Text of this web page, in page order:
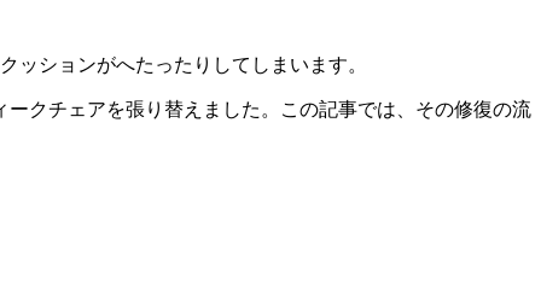
ッションがへたったりしてしまいます。
クチェアを張り替えました。この記事では、その修復の流